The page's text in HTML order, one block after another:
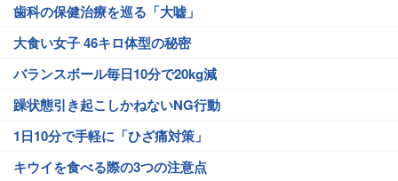
歯科の保健治療を巡る「大嘘」
大食い女子 46キロ体型の秘密
バランスボール毎日10分で20kg減
躁状態引き起こしかねないNG行動
1日10分で手軽に「ひざ痛対策」
キウイを食べる際の3つの注意点